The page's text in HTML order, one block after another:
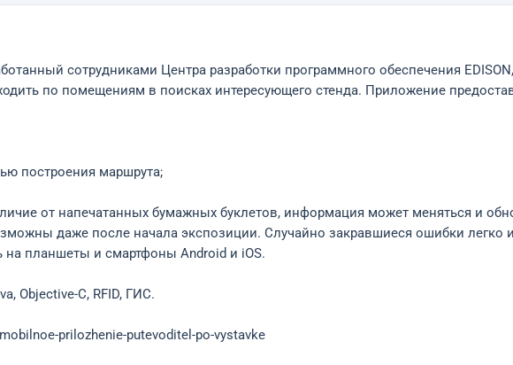
сотрудниками Центра разработки программного обеспечения
по помещениям в поисках интересующего стенда. Приложение
построения маршрута;
от напечатанных бумажных буклетов, информация может меняться и
даже после начала экспозиции. Случайно закравшиеся ошибки легко
планшеты и смартфоны Android и iOS.
Objective-C, RFID, ГИС.
prilozhenie-putevoditel-po-vystavke